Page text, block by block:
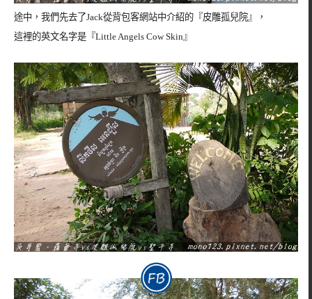
途中，我們先去了Jack從背包客網站中介紹的『皮雕孤兒院』，
這裡的英文名字是『Little Angels Cow Skin』